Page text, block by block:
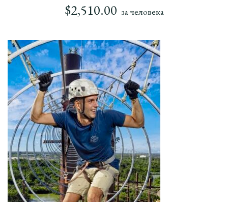
$2,510.00 за человека